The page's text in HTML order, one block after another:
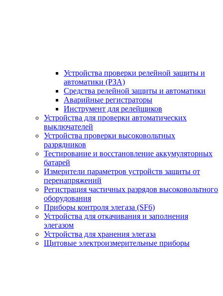
Устройства проверки релейной защиты и
автоматики (РЗА)
Средства релейной защиты и автоматики
Аварийные регистраторы
Инструмент для релейщиков
Устройства для проверки автоматических
выключателей
Устройства проверки высоковольтных
разрядников
Тестирование и восстановление аккумуляторных
батарей
Измерители параметров устройств защиты от
перенапряжений
Регистрация частичных разрядов высоковольтного
оборудования
Приборы контроля элегаза (SF6)
Устройства для откачивания и заполнения
элегазом
Устройства для хранения элегаза
Щитовые электроизмерительные приборы